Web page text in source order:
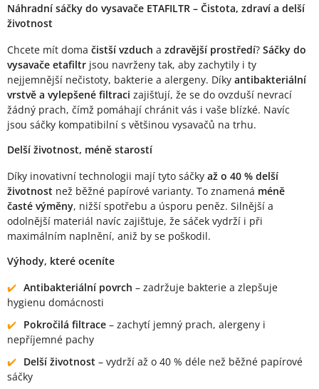
Popis produktu
Náhradní sáčky do vysavače ETAFILTR – Čistota, zdraví a delší
životnost
Chcete mít doma čistší vzduch a zdravější prostředí? Sáčky do
vysavače etafiltr jsou navrženy tak, aby zachytily i ty
nejjemnější nečistoty, bakterie a alergeny. Díky antibakteriální
vrstvě a vylepšené filtraci zajišťují, že se do ovzduší nevrací
žádný prach, čímž pomáhají chránit vás i vaše blízké. Navíc
jsou sáčky kompatibilní s většinou vysavačů na trhu.
Delší životnost, méně starostí
Díky inovativní technologii mají tyto sáčky až o 40 % delší
životnost než běžné papírové varianty. To znamená méně
časté výměny, nižší spotřebu a úsporu peněz. Silnější a
odolnější materiál navíc zajišťuje, že sáček vydrží i při
maximálním naplnění, aniž by se poškodil.
Výhody, které oceníte
Antibakteriální povrch – zadržuje bakterie a zlepšuje
hygienu domácnosti
Pokročilá filtrace – zachytí jemný prach, alergeny i
nepříjemné pachy
Delší životnost – vydrží až o 40 % déle než běžné papírové
sáčky